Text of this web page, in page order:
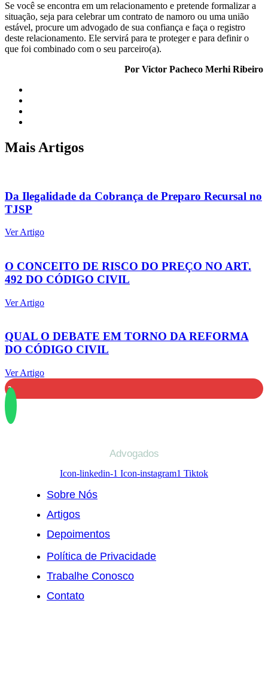
Se você se encontra em um relacionamento e pretende formalizar a
situação, seja para celebrar um contrato de namoro ou uma união
estável, procure um advogado de sua confiança e faça o registro
deste relacionamento. Ele servirá para te proteger e para definir o
que foi combinado com o seu parceiro(a).
Por Victor Pacheco Merhi Ribeiro
Mais Artigos
Da Ilegalidade da Cobrança de Preparo Recursal no
TJSP
Ver Artigo
O CONCEITO DE RISCO DO PREÇO NO ART.
492 DO CÓDIGO CIVIL
Ver Artigo
QUAL O DEBATE EM TORNO DA REFORMA
DO CÓDIGO CIVIL
Ver Artigo
2
Advogados
Icon-linkedin-1 Icon-instagram1 Tiktok
Sobre Nós
Artigos
Depoimentos
Política de Privacidade
Trabalhe Conosco
Contato